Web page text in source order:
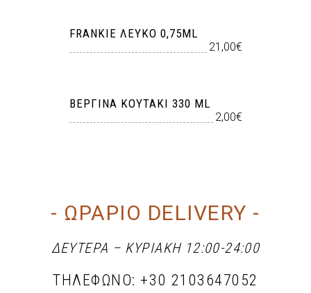
FRANKIE ΛΕΥΚΟ 0,75ML
21,00€
ΒΕΡΓΊΝΑ ΚΟΥΤΆΚΙ 330 ML
2,00€
- ΩΡΑΡΙΟ DELIVERY -
ΔΕΥΤΕΡΑ – ΚΥΡΙΑΚΗ 12:00-24:00
ΤΗΛΕΦΩΝΟ: +30 2103647052